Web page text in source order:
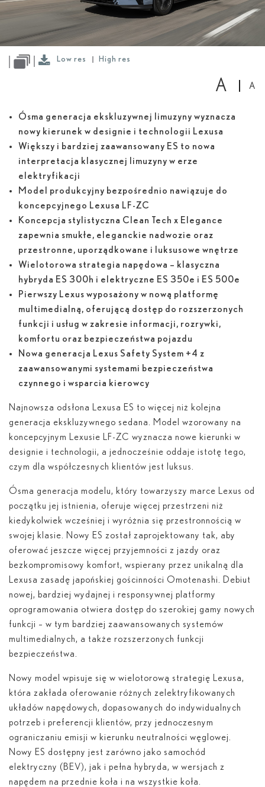
Low res High res
A A
Ósma generacja ekskluzywnej limuzyny wyznacza
nowy kierunek w designie i technologii Lexusa
Większy i bardziej zaawansowany ES to nowa
interpretacja klasycznej limuzyny w erze
elektryfikacji
Model produkcyjny bezpośrednio nawiązuje do
koncepcyjnego Lexusa LF-ZC
Koncepcja stylistyczna Clean Tech x Elegance
zapewnia smukłe, eleganckie nadwozie oraz
przestronne, uporządkowane i luksusowe wnętrze
Wielotorowa strategia napędowa – klasyczna
hybryda ES 300h i elektryczne ES 350e i ES 500e
Pierwszy Lexus wyposażony w nową platformę
multimedialną, oferującą dostęp do rozszerzonych
funkcji i usług w zakresie informacji, rozrywki,
komfortu oraz bezpieczeństwa pojazdu
Nowa generacja Lexus Safety System +4 z
zaawansowanymi systemami bezpieczeństwa
czynnego i wsparcia kierowcy
Najnowsza odsłona Lexusa ES to więcej niż kolejna
generacja ekskluzywnego sedana. Model wzorowany na
koncepcyjnym Lexusie LF-ZC wyznacza nowe kierunki w
designie i technologii, a jednocześnie oddaje istotę tego,
czym dla współczesnych klientów jest luksus.
Ósma generacja modelu, który towarzyszy marce Lexus od
początku jej istnienia, oferuje więcej przestrzeni niż
kiedykolwiek wcześniej i wyróżnia się przestronnością w
swojej klasie. Nowy ES został zaprojektowany tak, aby
oferować jeszcze więcej przyjemności z jazdy oraz
bezkompromisowy komfort, wspierany przez unikalną dla
Lexusa zasadę japońskiej gościnności Omotenashi. Debiut
nowej, bardziej wydajnej i responsywnej platformy
oprogramowania otwiera dostęp do szerokiej gamy nowych
funkcji – w tym bardziej zaawansowanych systemów
multimedialnych, a także rozszerzonych funkcji
bezpieczeństwa.
Nowy model wpisuje się w wielotorową strategię Lexusa,
która zakłada oferowanie różnych zelektryfikowanych
układów napędowych, dopasowanych do indywidualnych
potrzeb i preferencji klientów, przy jednoczesnym
ograniczaniu emisji w kierunku neutralności węglowej.
Nowy ES dostępny jest zarówno jako samochód
elektryczny (BEV), jak i pełna hybryda, w wersjach z
napędem na przednie koła i na wszystkie koła.
High
res